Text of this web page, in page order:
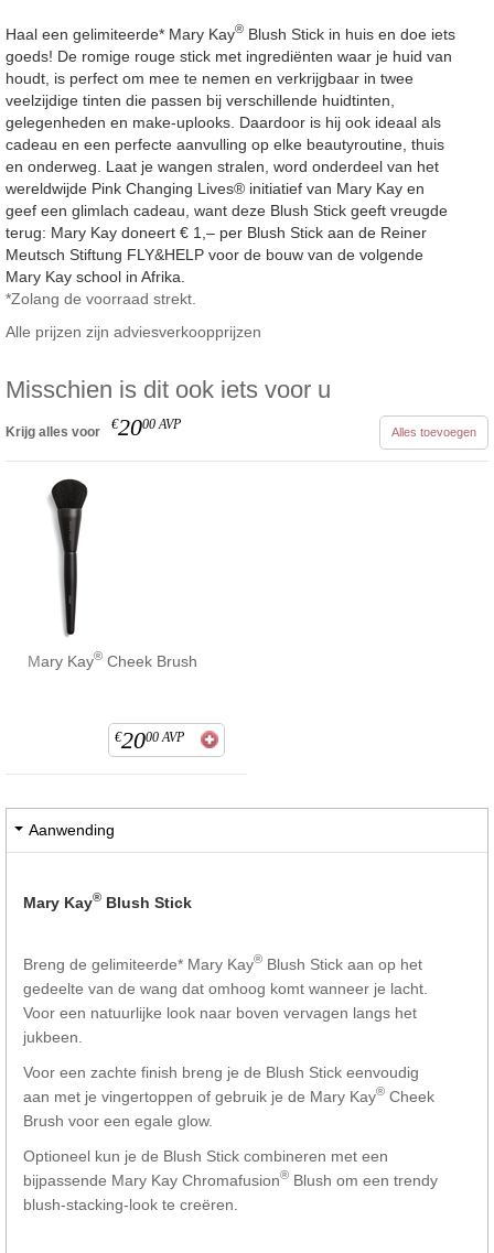
Haal een gelimiteerde* Mary Kay® Blush Stick in huis en doe iets
goeds! De romige rouge stick met ingrediënten waar je huid van
houdt, is perfect om mee te nemen en verkrijgbaar in twee
veelzijdige tinten die passen bij verschillende huidtinten,
gelegenheden en make-uplooks. Daardoor is hij ook ideaal als
cadeau en een perfecte aanvulling op elke beautyroutine, thuis
en onderweg. Laat je wangen stralen, word onderdeel van het
wereldwijde Pink Changing Lives® initiatief van Mary Kay en
geef een glimlach cadeau, want deze Blush Stick geeft vreugde
terug: Mary Kay doneert € 1,– per Blush Stick aan de Reiner
Meutsch Stiftung FLY&HELP voor de bouw van de volgende
Mary Kay school in Afrika.
*Zolang de voorraad strekt.
Alle prijzen zijn adviesverkoopprijzen
Misschien is dit ook iets voor u
Krijg alles voor €2000 AVP Alles toevoegen
Mary Kay® Cheek Brush
€2000 AVP
Aanwending
Mary Kay® Blush Stick
Breng de gelimiteerde* Mary Kay® Blush Stick aan op het
gedeelte van de wang dat omhoog komt wanneer je lacht.
Voor een natuurlijke look naar boven vervagen langs het
jukbeen.
Voor een zachte finish breng je de Blush Stick eenvoudig
aan met je vingertoppen of gebruik je de Mary Kay® Cheek
Brush voor een egale glow.
Optioneel kun je de Blush Stick combineren met een
bijpassende Mary Kay Chromafusion® Blush om een trendy
blush-stacking-look te creëren.